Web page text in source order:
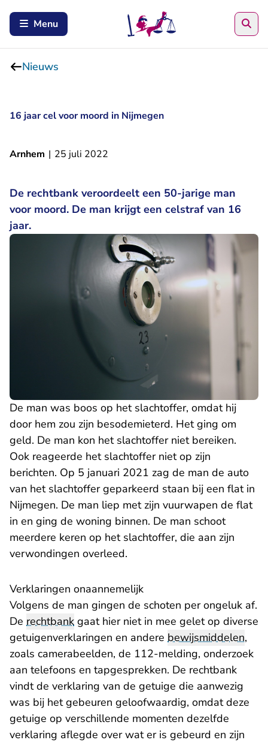
Menu
Nieuws
16 jaar cel voor moord in Nijmegen
Arnhem | 25 juli 2022
De rechtbank veroordeelt een 50-jarige man
voor moord. De man krijgt een celstraf van 16
jaar.
De man was boos op het slachtoffer, omdat hij
door hem zou zijn besodemieterd. Het ging om
geld. De man kon het slachtoffer niet bereiken.
Ook reageerde het slachtoffer niet op zijn
berichten. Op 5 januari 2021 zag de man de auto
van het slachtoffer geparkeerd staan bij een flat in
Nijmegen. De man liep met zijn vuurwapen de flat
in en ging de woning binnen. De man schoot
meerdere keren op het slachtoffer, die aan zijn
verwondingen overleed.
Verklaringen onaannemelijk
Volgens de man gingen de schoten per ongeluk af.
De rechtbank gaat hier niet in mee gelet op diverse
getuigenverklaringen en andere bewijsmiddelen,
zoals camerabeelden, de 112-melding, onderzoek
aan telefoons en tapgesprekken. De rechtbank
vindt de verklaring van de getuige die aanwezig
was bij het gebeuren geloofwaardig, omdat deze
getuige op verschillende momenten dezelfde
verklaring aflegde over wat er is gebeurd en zijn